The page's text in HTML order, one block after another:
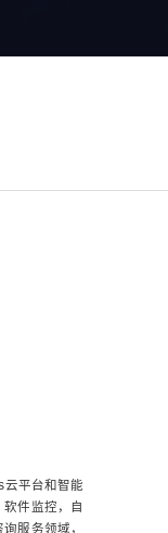
云平台和智能
件监控，自
服务领域，